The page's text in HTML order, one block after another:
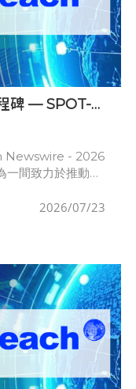
碑 — SPOT-
「突破性
間致力於推動癌
2026/07/23